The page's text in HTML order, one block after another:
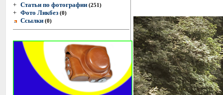
+ Статьи по фотографии (251)
+ Фото Ликбез (0)
Ссылки (0)